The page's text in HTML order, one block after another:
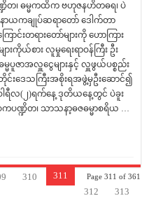
ပဏ္ဍိတ၊ ဓမ္မကထိက ဗဟုဇနဟိတဓရ၊ ပဲ
ာယကချုပ်ဆရာတော် ဒေါက်တာ
ာင်းတရားတော်များကို ဟောကြား
ကိုယ်စား လူမှုရေးရာဝန်ကြီး ဦး
မပူဇာအလှူငွေများနှင့် လှူဖွယ်ပစ္စည်း
င်းဒေသကြီးအစိုးရအဖွဲ့မှဦးဆောင်၍
ါရီလ(၂)ရက်နေ့ ဒုတိယနေ့တွင် ပဲခူး
ပဏ္ဍိတ၊ သာသနာ့ဓဇဓမ္မာစရိယ …
Page 311 of 361
310
311
312
313